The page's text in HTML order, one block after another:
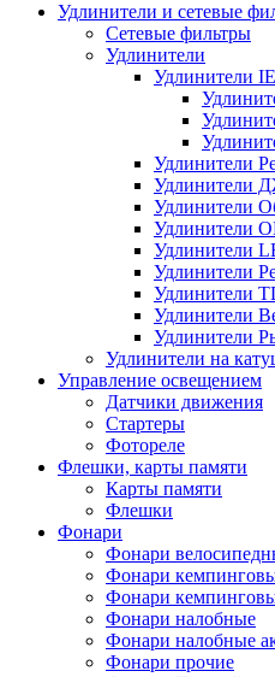
Удлинители и сетевые
Сетевые фильтры
Удлинители
Удлинители
Удлинители
Удлинители
Удлинители
Удлинители
Удлинители
Удлинители
Удлинители
Удлинители
Удлинители
Удлинители на
Управление освещением
Датчики движения
Стартеры
Фотореле
Флешки, карты памяти
Карты памяти
Флешки
Фонари
Фонари
Фонари
Фонари
Фонари налобные
Фонари налобные
Фонари прочие